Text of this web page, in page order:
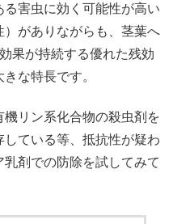
害虫に効く可能性が高い
がありながらも、茎葉へ
果が持続する優れた残効
な特長です。
リン系化合物の殺虫剤を
ている等、抵抗性が疑わ
剤での防除を試してみて